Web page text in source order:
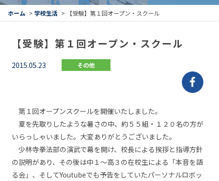
ホーム > 学校生活 > 【受験】第１回オープン・スクール
【受験】第１回オープン・スクール
2015.05.23 その他
第１回オープンスクールを開催いたしました。
夏を先取りしたような暑さの中、約５５組・１２０名の方が
いらっしゃいました。大変ありがとうございました。
少林寺拳法部の演武で幕を開け、校長による挨拶と指導方針
の説明があり、その後は中１～高３の在校生による「本音を語
る会」、そしてYoutubeでも予告をしていたパーソナルロボッ